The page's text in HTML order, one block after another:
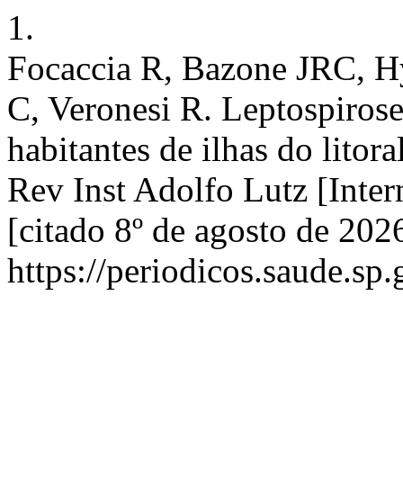
1.
Focaccia R, Bazone JRC,
C, Veronesi R.
habitantes de ilhas do
Rev Inst Adolfo Lutz
[citado 8º de agosto de
https://